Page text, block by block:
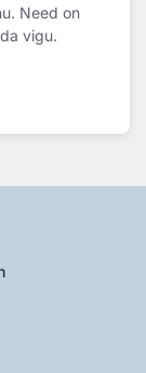
Need on
vigu.